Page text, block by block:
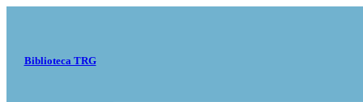
Biblioteca TRG